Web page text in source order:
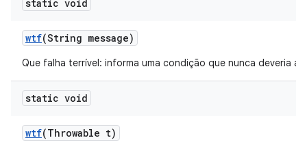
static void
wtf(String message)
Que falha terrível: informa uma condição que nunca deveria
static void
wtf(Throwable t)